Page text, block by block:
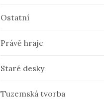
Ostatní
Právě hraje
Staré desky
Tuzemská tvorba